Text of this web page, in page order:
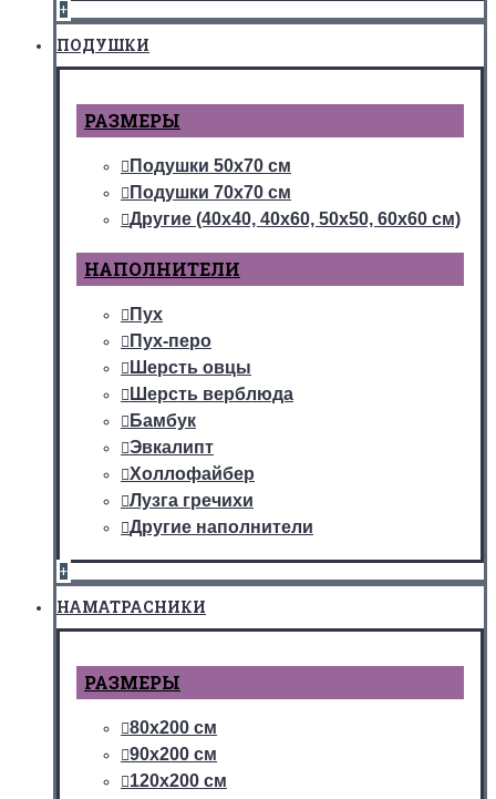
+
ПОДУШКИ
РАЗМЕРЫ
Подушки 50х70 см
Подушки 70х70 см
Другие (40х40, 40х60, 50х50, 60х60 см)
НАПОЛНИТЕЛИ
Пух
Пух-перо
Шерсть овцы
Шерсть верблюда
Бамбук
Эвкалипт
Холлофайбер
Лузга гречихи
Другие наполнители
+
НАМАТРАСНИКИ
РАЗМЕРЫ
80х200 см
90х200 см
120х200 см